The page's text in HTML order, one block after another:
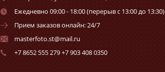
Ежедневно 09:00 - 18:00 (перерыв с 13:00 до 13:30)
Прием заказов онлайн: 24/7
masterfoto.st@mail.ru
+7 8652 555 279 +7 903 408 0350